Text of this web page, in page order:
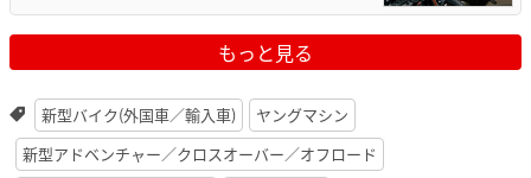
もっと見る
新型バイク(外国車／輸入車)
ヤングマシン
新型アドベンチャー／クロスオーバー／オフロード